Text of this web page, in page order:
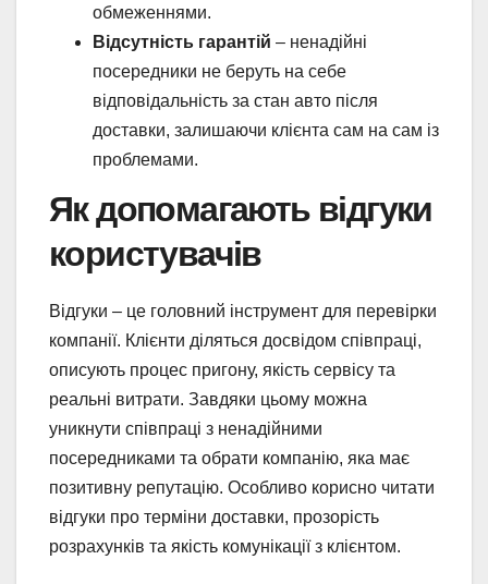
обмеженнями.
Відсутність гарантій – ненадійні
посередники не беруть на себе
відповідальність за стан авто після
доставки, залишаючи клієнта сам на сам із
проблемами.
Як допомагають відгуки
користувачів
Відгуки – це головний інструмент для перевірки
компанії. Клієнти діляться досвідом співпраці,
описують процес пригону, якість сервісу та
реальні витрати. Завдяки цьому можна
уникнути співпраці з ненадійними
посередниками та обрати компанію, яка має
позитивну репутацію. Особливо корисно читати
відгуки про терміни доставки, прозорість
розрахунків та якість комунікації з клієнтом.